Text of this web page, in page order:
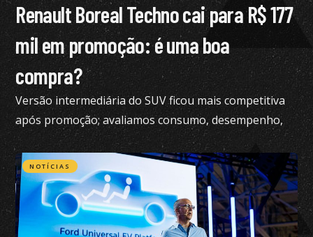
Renault Boreal Techno cai para R$ 177
mil em promoção: é uma boa
compra?
Versão intermediária do SUV ficou mais competitiva
após promoção; avaliamos consumo, desempenho,
conforto e mais
NOTÍCIAS